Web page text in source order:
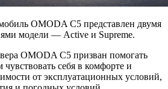
OMODA C5 представлен двумя
модели — Active и Supreme.
OMODA C5 призван помогать
себя в комфорте и
от эксплуатационных условий,